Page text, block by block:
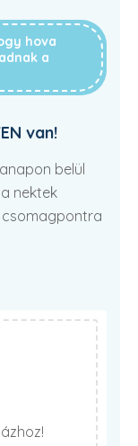
hova
a
van!
belül
nektek
csomagpontra